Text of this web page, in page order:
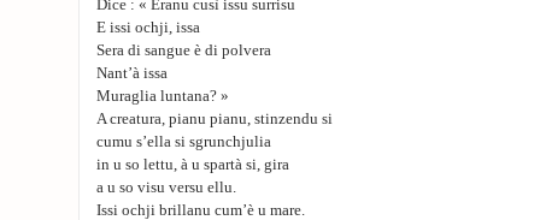
Dice : « Eranu cusì issu surrisu
E issi ochji, issa
Sera di sangue è di polvera
Nant’à issa
Muraglia luntana? »
A creatura, pianu pianu, stinzendu si
cumu s’ella si sgrunchjulia
in u so lettu, à u spartà si, gira
a u so visu versu ellu.
Issi ochji brillanu cum’è u mare.